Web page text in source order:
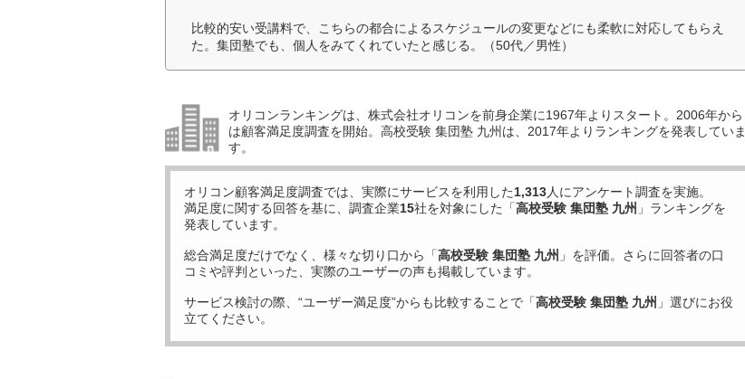
比較的安い受講料で、こちらの都合によるスケジュールの変更などにも柔軟に対応してもらえ
た。集団塾でも、個人をみてくれていたと感じる。（50代／男性）
オリコンランキングは、株式会社オリコンを前身企業に1967年よりスタート。2006年から
は顧客満足度調査を開始。高校受験 集団塾 九州は、2017年よりランキングを発表していま
す。
オリコン顧客満足度調査では、実際にサービスを利用した1,313人にアンケート調査を実施。
満足度に関する回答を基に、調査企業15社を対象にした「高校受験 集団塾 九州 」ランキングを
発表しています。
総合満足度だけでなく、様々な切り口から「高校受験 集団塾 九州 」を評価。さらに回答者の口
コミや評判といった、実際のユーザーの声も掲載しています。
サービス検討の際、“ユーザー満足度”からも比較することで「高校受験 集団塾 九州 」選びにお役
立てください。